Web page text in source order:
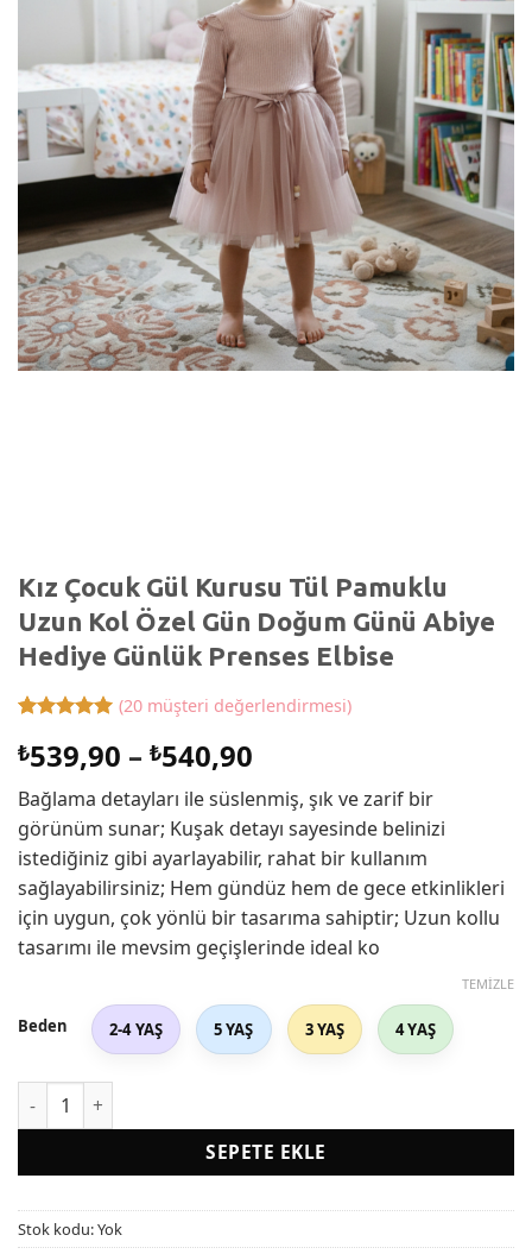
Kız Çocuk Gül Kurusu Tül Pamuklu
Uzun Kol Özel Gün Doğum Günü Abiye
Hediye Günlük Prenses Elbise
puanına
dayanarak
5 üzerinden
5puan aldı
(20müşteri değerlendirmesi)
₺539,90 – ₺540,90
aralığı:
₺539,90
-
₺540,90
Bağlama detayları ile süslenmiş, şık ve zarif bir
görünüm sunar; Kuşak detayı sayesinde belinizi
istediğiniz gibi ayarlayabilir, rahat bir kullanım
sağlayabilirsiniz; Hem gündüz hem de gece etkinlikleri
için uygun, çok yönlü bir tasarıma sahiptir; Uzun kollu
tasarımı ile mevsim geçişlerinde ideal ko
Beden 2-4 YAŞ 5 YAŞ 3 YAŞ 4 YAŞ
TEMIZLE
Kız Çocuk Gül Kurusu Tül Pamuklu Uzun Kol Özel Gün
SEPETE EKLE
Stok kodu:Yok